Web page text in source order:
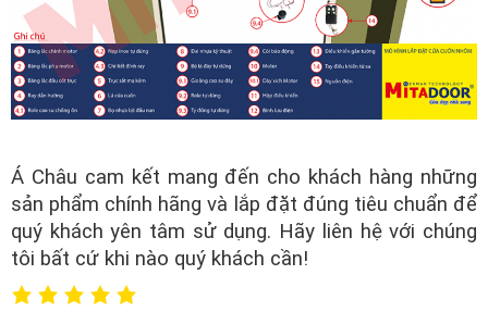
Á Châu cam kết mang đến cho khách hàng những
sản phẩm chính hãng và lắp đặt đúng tiêu chuẩn để
quý khách yên tâm sử dụng. Hãy liên hệ với chúng
tôi bất cứ khi nào quý khách cần!